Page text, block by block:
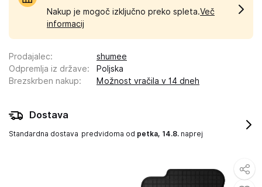
Nakup je mogoč izključno preko spleta.Več
informacij
Prodajalec:
shumee
Odpremlja iz države:
Poljska
Brezskrben nakup: Možnost vračila v 14 dneh
Dostava
Standardna dostava predvidoma od petka, 14.8. naprej